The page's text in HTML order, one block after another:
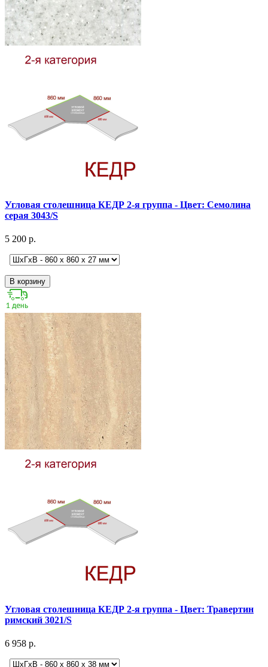
Угловая столешница КЕДР 2-я группа - Цвет: Семолина
серая 3043/S
5 200 р.
В корзину
Угловая столешница КЕДР 2-я группа - Цвет: Травертин
римский 3021/S
6 958 р.